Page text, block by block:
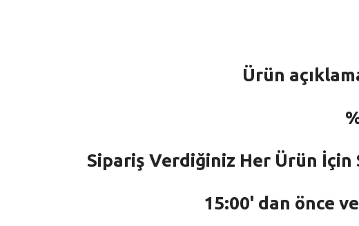
Ürün
Sipariş Verdiğiniz Her Ürün İçin
15:00' dan önce